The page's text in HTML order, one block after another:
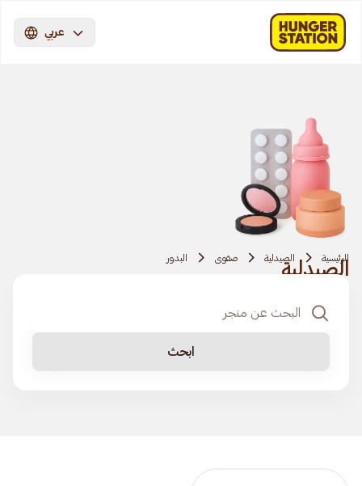
عربي
الرئيسية الصيدلية صفوى البدور
الصيدلية
ابحث